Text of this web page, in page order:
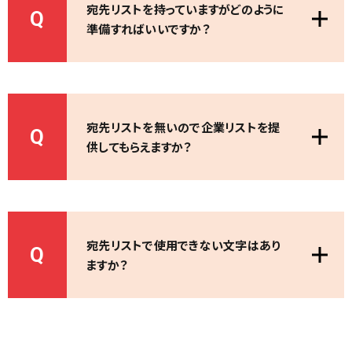
Q
宛先リストを持っていますがどのように
準備すればいいですか？
Q
宛先リストを無いので企業リストを提
供してもらえますか？
Q
宛先リストで使用できない文字はあり
ますか？